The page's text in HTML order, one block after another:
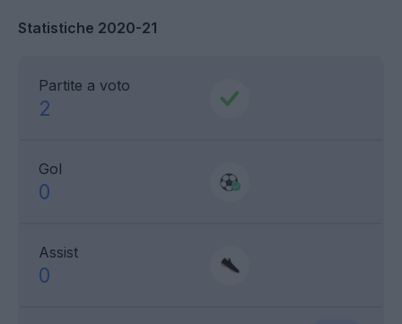
Statistiche 2020-21
Partite a voto
2
Gol
0
Assist
0